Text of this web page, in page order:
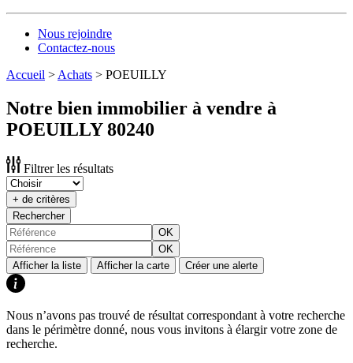
Nous rejoindre
Contactez-nous
Accueil > Achats > POEUILLY
Notre bien immobilier à vendre à
POEUILLY 80240
Filtrer les résultats
+ de critères
Rechercher
OK
OK
Afficher la liste
Afficher la carte Créer une alerte
Nous n’avons pas trouvé de résultat correspondant à votre recherche
dans le périmètre donné, nous vous invitons à élargir votre zone de
recherche.